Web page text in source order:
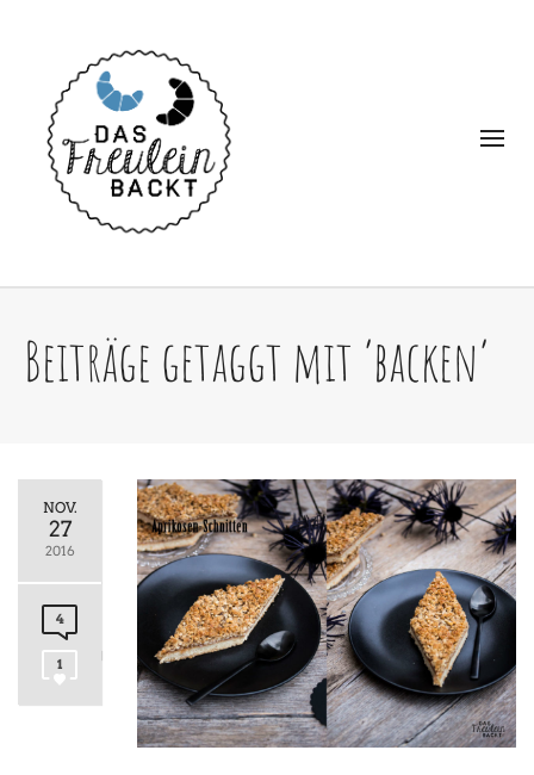
Beiträge getaggt mit ‘backen’
NOV.
27
2016
4
1